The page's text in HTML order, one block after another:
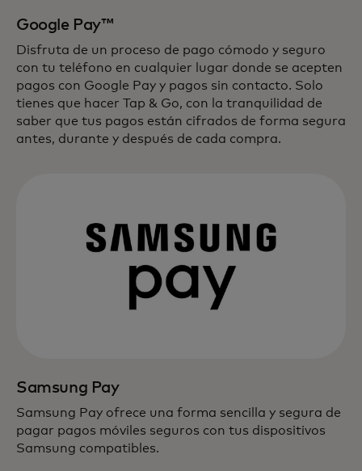
Google Pay™
Disfruta de un proceso de pago cómodo y seguro
con tu teléfono en cualquier lugar donde se acepten
pagos con Google Pay y pagos sin contacto. Solo
tienes que hacer Tap & Go, con la tranquilidad de
saber que tus pagos están cifrados de forma segura
antes, durante y después de cada compra.
Samsung Pay
Samsung Pay ofrece una forma sencilla y segura de
pagar pagos móviles seguros con tus dispositivos
Samsung compatibles.